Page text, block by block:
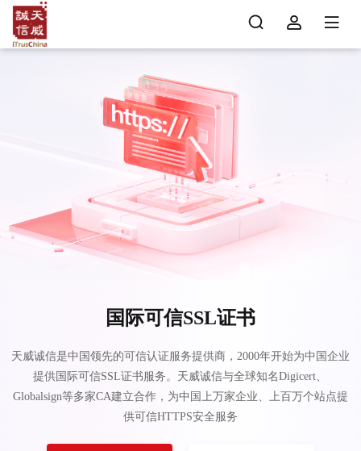
国际可信SSL证书
天威诚信是中国领先的可信认证服务提供商，2000年开始为中国企业
提供国际可信SSL证书服务。天威诚信与全球知名Digicert、
Globalsign等多家CA建立合作，为中国上万家企业、上百万个站点提
供可信HTTPS安全服务